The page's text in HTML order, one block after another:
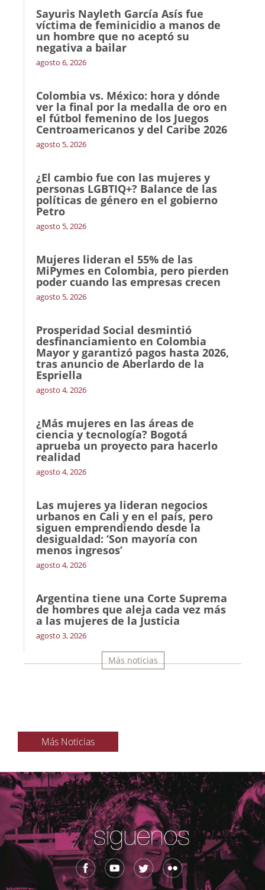
Sayuris Nayleth García Asís fue
víctima de feminicidio a manos de
un hombre que no aceptó su
negativa a bailar
agosto 6, 2026
Colombia vs. México: hora y dónde
ver la final por la medalla de oro en
el fútbol femenino de los Juegos
Centroamericanos y del Caribe 2026
agosto 5, 2026
¿El cambio fue con las mujeres y
personas LGBTIQ+? Balance de las
políticas de género en el gobierno
Petro
agosto 5, 2026
Mujeres lideran el 55% de las
MiPymes en Colombia, pero pierden
poder cuando las empresas crecen
agosto 5, 2026
Prosperidad Social desmintió
desfinanciamiento en Colombia
Mayor y garantizó pagos hasta 2026,
tras anuncio de Aberlardo de la
Espriella
agosto 4, 2026
¿Más mujeres en las áreas de
ciencia y tecnología? Bogotá
aprueba un proyecto para hacerlo
realidad
agosto 4, 2026
Las mujeres ya lideran negocios
urbanos en Cali y en el país, pero
siguen emprendiendo desde la
desigualdad: ‘Son mayoría con
menos ingresos’
agosto 4, 2026
Argentina tiene una Corte Suprema
de hombres que aleja cada vez más
a las mujeres de la Justicia
agosto 3, 2026
Más noticias
Más Noticias